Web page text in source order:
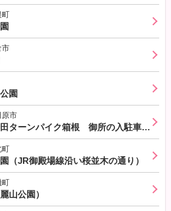
町
市
園
原市
アネスト岩田ターンパイク箱根 御所の入駐車場付近の桜
町
（JR御殿場線沿い桜並木の通り）
町
山公園）